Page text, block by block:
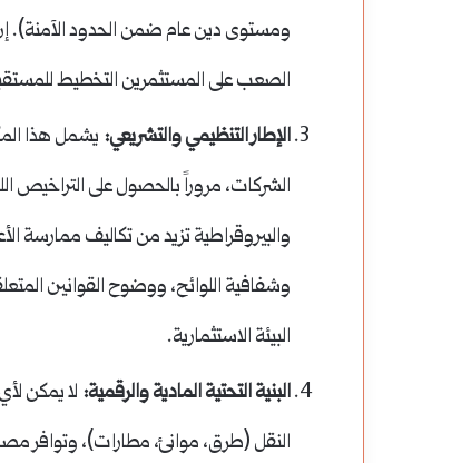
ومستوى دين عام ضمن الحدود الآمنة). إن
الصعب على المستثمرين التخطيط
الإطار التنظيمي والتشريعي: يشمل هذا
الشركات، مروراً بالحصول على التراخيص
والبيروقراطية تزيد من تكاليف ممارسة
وشفافية اللوائح، ووضوح القوانين
البيئة الاستثمارية.
البنية التحتية المادية والرقمية: لا يمكن
النقل (طرق، موانئ، مطارات)، وتوافر